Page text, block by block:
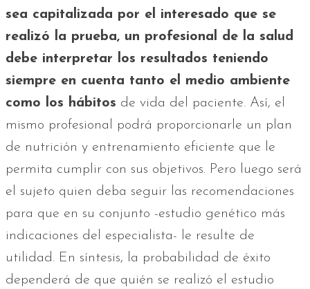
sea capitalizada por el interesado que se
realizó la prueba, un profesional de la salud
debe interpretar los resultados teniendo
siempre en cuenta tanto el medio ambiente
como los hábitos de vida del paciente. Así, el
mismo profesional podrá proporcionarle un plan
de nutrición y entrenamiento eficiente que le
permita cumplir con sus objetivos. Pero luego será
el sujeto quien deba seguir las recomendaciones
para que en su conjunto -estudio genético más
indicaciones del especialista- le resulte de
utilidad. En síntesis, la probabilidad de éxito
dependerá de que quién se realizó el estudio